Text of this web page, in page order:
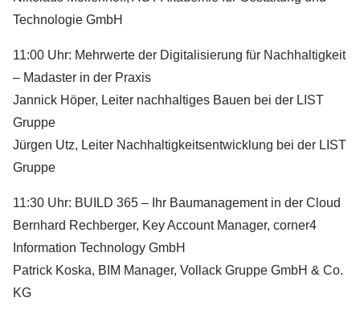
Technologie GmbH
11:00 Uhr: Mehrwerte der Digitalisierung für Nachhaltigkeit
– Madaster in der Praxis
Jannick Höper, Leiter nachhaltiges Bauen bei der LIST
Gruppe
Jürgen Utz, Leiter Nachhaltigkeitsentwicklung bei der LIST
Gruppe
11:30 Uhr: BUILD 365 – Ihr Baumanagement in der Cloud
Bernhard Rechberger, Key Account Manager, corner4
Information Technology GmbH
Patrick Koska, BIM Manager, Vollack Gruppe GmbH & Co.
KG